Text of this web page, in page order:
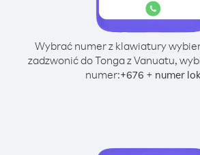
Wybrać numer z klawiatury
zadzwonić do Tonga z Vanuatu,
numer:+676 + numer